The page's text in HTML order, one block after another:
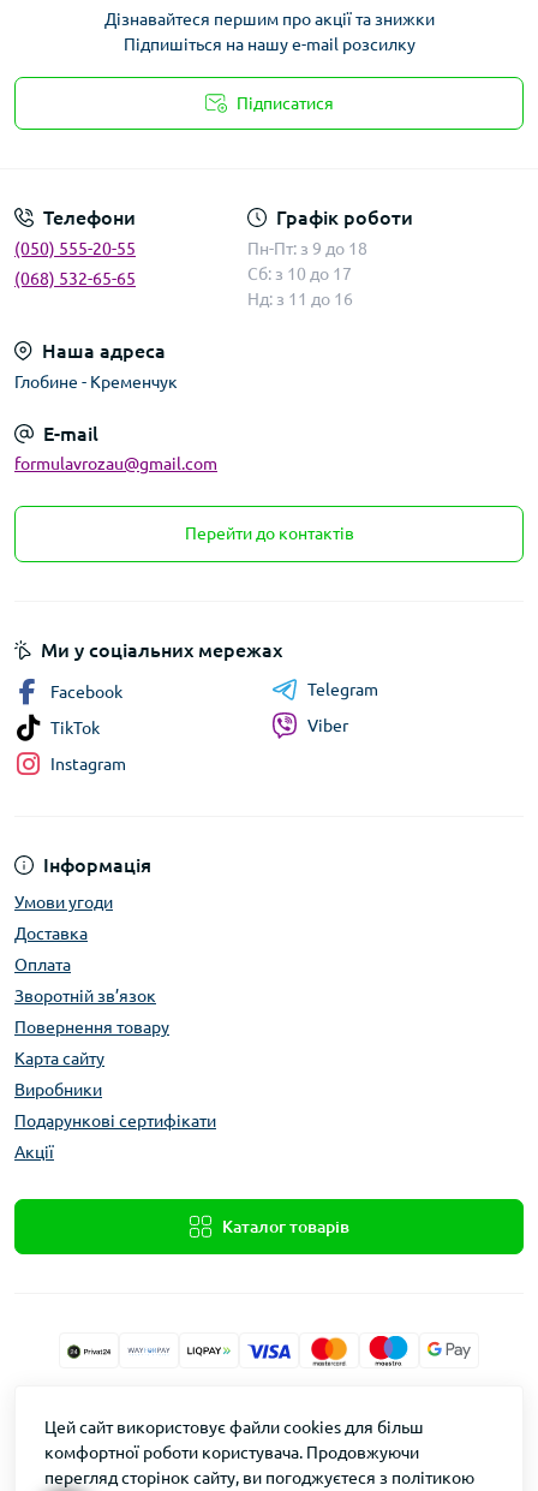
Дізнавайтеся першим про акції та знижки
Підпишіться на нашу e-mail розсилку
Підписатися
Телефони
(050) 555-20-55
(068) 532-65-65
Графік роботи
Пн-Пт: з 9 до 18
Сб: з 10 до 17
Нд: з 11 до 16
Наша адреса
Глобине - Кременчук
E-mail
formulavrozau@gmail.com
Перейти до контактів
Інформація
Умови угоди
Доставка
Оплата
Зворотній зв’язок
Повернення товару
Карта сайту
Виробники
Подарункові сертифікати
Акції
Каталог товарів
Ми у соціальних мережах
Facebook
TikTok
Instagram
Telegram
Viber
Формула Врожаю © 2026
Цей сайт використовує файли cookies для більш
комфортної роботи користувача. Продовжуючи
перегляд сторінок сайту, ви погоджуєтеся з політикою